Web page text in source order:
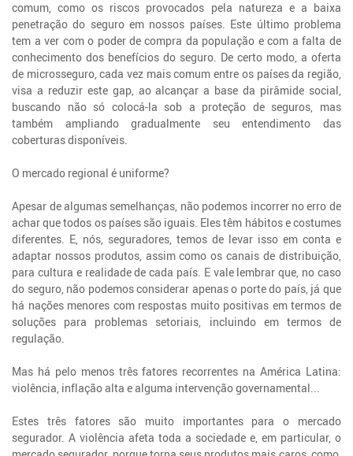
comum, como os riscos provocados pela natureza e a baixa
penetração do seguro em nossos países. Este último problema
tem a ver com o poder de compra da população e com a falta de
conhecimento dos benefícios do seguro. De certo modo, a oferta
de microsseguro, cada vez mais comum entre os países da região,
visa a reduzir este gap, ao alcançar a base da pirâmide social,
buscando não só colocá-la sob a proteção de seguros, mas
também ampliando gradualmente seu entendimento das
coberturas disponíveis.
O mercado regional é uniforme?
Apesar de algumas semelhanças, não podemos incorrer no erro de
achar que todos os países são iguais. Eles têm hábitos e costumes
diferentes. E, nós, seguradores, temos de levar isso em conta e
adaptar nossos produtos, assim como os canais de distribuição,
para cultura e realidade de cada país. E vale lembrar que, no caso
do seguro, não podemos considerar apenas o porte do país, já que
há nações menores com respostas muito positivas em termos de
soluções para problemas setoriais, incluindo em termos de
regulação.
Mas há pelo menos três fatores recorrentes na América Latina:
violência, inflação alta e alguma intervenção governamental...
Estes três fatores são muito importantes para o mercado
segurador. A violência afeta toda a sociedade e, em particular, o